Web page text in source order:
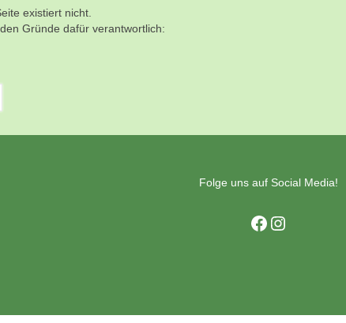
existiert nicht.
Gründe dafür verantwortlich:
Folge uns auf Social Media!
Facebook
Instagram